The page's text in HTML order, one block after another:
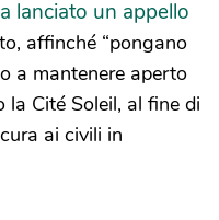
lanciato un appello
affinché “pongano
a mantenere aperto
la Cité Soleil, al fine di
ai civili in